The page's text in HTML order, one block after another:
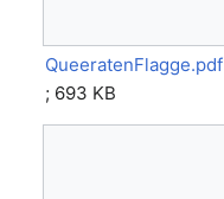
QueeratenFlagge.pdf
; 693 KB